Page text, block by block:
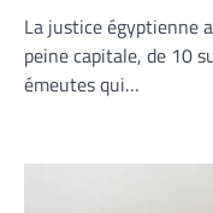
La justice égyptienne
peine capitale, de 10
émeutes qui…